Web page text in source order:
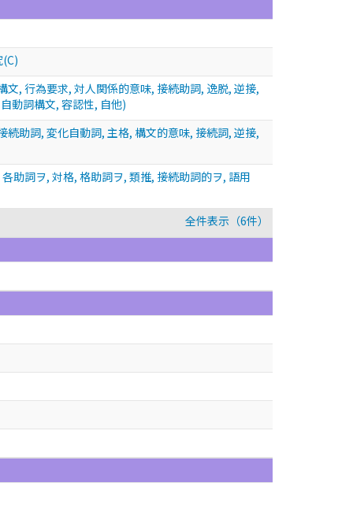
, 行為要求, 対人関係的意味, 接続助詞, 逸脱, 逆接,
動詞構文, 容認性, 自他)
助詞, 変化自動詞, 主格, 構文的意味, 接続詞, 逆接,
助詞ヲ, 対格, 格助詞ヲ, 類推, 接続助詞的ヲ, 語用
全件表示（6件）